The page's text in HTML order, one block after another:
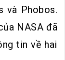
và Phobos.
NASA đã
tin về hai